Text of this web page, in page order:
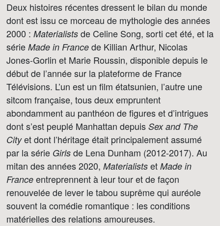
Deux histoires récentes dressent le bilan du monde
dont est issu ce morceau de mythologie des années
2000 : Materialists de Celine Song, sorti cet été, et la
série Made in France de Killian Arthur, Nicolas
Jones-Gorlin et Marie Roussin, disponible depuis le
début de l’année sur la plateforme de France
Télévisions. L’un est un film étatsunien, l’autre une
sitcom française, tous deux empruntent
abondamment au panthéon de figures et d’intrigues
dont s’est peuplé Manhattan depuis Sex and The
Cityet dont l’héritage était principalement assumé
par la série Girls de Lena Dunham (2012-2017). Au
mitan des années 2020, Materialists et Made in
France entreprennent à leur tour et de façon
renouvelée de lever le tabou suprême qui auréole
souvent la comédie romantique : les conditions
matérielles des relations amoureuses.